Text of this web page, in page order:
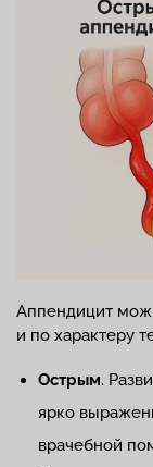
Аппендицит
и по характеру
Острым.
ярко
врачебной